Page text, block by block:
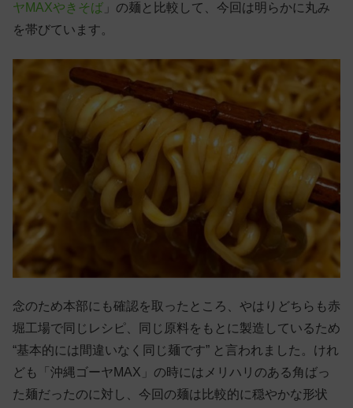
ヤMAXやきそば 」の麺と比較して、今回は明らかに丸み
を帯びています。
念のため本部にも確認を取ったところ、やはりどちらも赤
堀工場で同じレシピ、同じ原料をもとに製造しているため
“基本的には間違いなく同じ麺です” と言われました。けれ
ども「沖縄ゴーヤMAX」の時にはメリハリのある角ばっ
た麺だったのに対し、今回の麺は比較的に穏やかな形状